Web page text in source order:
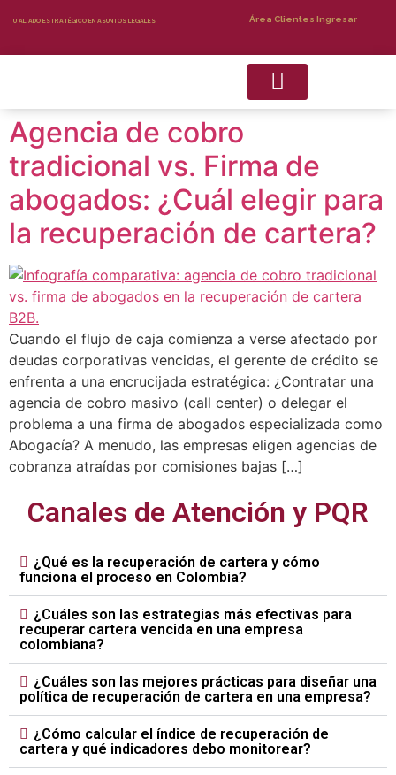
TU ALIADO ESTRATÉGICO EN ASUNTOS LEGALES Área Clientes Ingresar
Agencia de cobro
tradicional vs. Firma de
abogados: ¿Cuál elegir para
la recuperación de cartera?
Cuando el flujo de caja comienza a verse afectado por
deudas corporativas vencidas, el gerente de crédito se
enfrenta a una encrucijada estratégica: ¿Contratar una
agencia de cobro masivo (call center) o delegar el
problema a una firma de abogados especializada como
Abogacía? A menudo, las empresas eligen agencias de
cobranza atraídas por comisiones bajas […]
Canales de Atención y PQR
¿Qué es la recuperación de cartera y cómo
funciona el proceso en Colombia?
¿Cuáles son las estrategias más efectivas para
recuperar cartera vencida en una empresa
colombiana?
¿Cuáles son las mejores prácticas para diseñar una
política de recuperación de cartera en una empresa?
¿Cómo calcular el índice de recuperación de
cartera y qué indicadores debo monitorear?